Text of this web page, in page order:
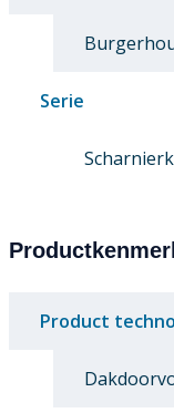
Serie
Product